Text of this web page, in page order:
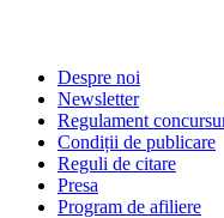
Despre noi
Newsletter
Regulament
Condiții de publicare
Reguli de citare
Presa
Program de afiliere